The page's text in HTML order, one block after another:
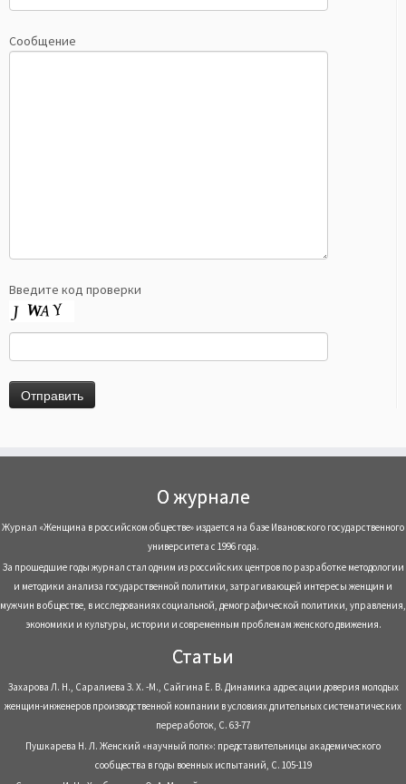
Сообщение
Введите код проверки
О журнале
Журнал «Женщина в российском обществе» издается на базе Ивановского государственного
университета с 1996 года.
За прошедшие годы журнал стал одним из российских центров по разработке методологии
и методики анализа государственной политики, затрагивающей интересы женщин и
мужчин в обществе, в исследованиях социальной, демографической политики, управления,
экономики и культуры, истории и современным проблемам женского движения.
Статьи
Захарова Л. Н., Саралиева З. Х. -М., Сайгина Е. В. Динамика адресации доверия молодых
женщин-инженеров производственной компании в условиях длительных систематических
переработок, С. 63-77
Пушкарева Н. Л. Женский «научный полк»: представительницы академического
сообщества в годы военных испытаний, С. 105-119